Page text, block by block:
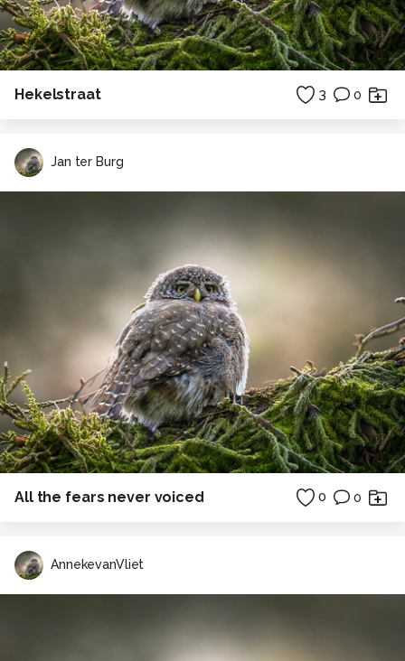
Hekelstraat 3 0
Jan ter Burg
All the fears never voiced 0 0
AnnekevanVliet